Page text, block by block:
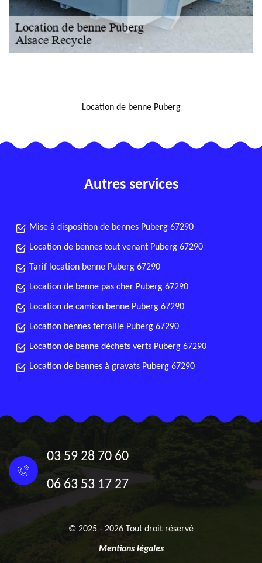
Location de benne Puberg
Autres services
Mise à disposition de bennes Puberg 67290
Location de bennes tout venant Puberg 67290
Tarif location benne Puberg 67290
Location de benne pas cher Puberg 67290
Location de camion benne Puberg 67290
Location bennes ferraille Puberg 67290
Location de benne déchets verts Puberg 67290
Location de bennes à gravats Puberg 67290
03 59 28 70 60
06 63 53 17 27
© 2025 - 2026 Tout droit réservé
Mentions légales